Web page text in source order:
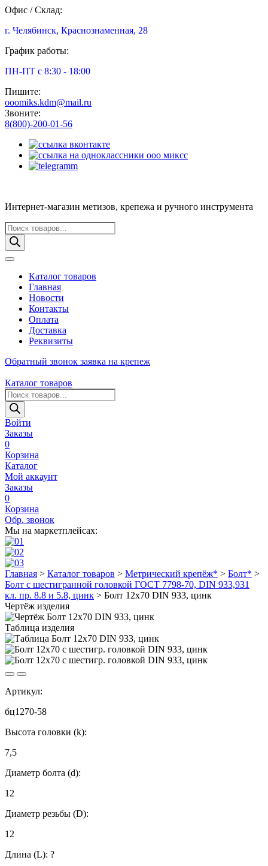
Офис / Склад:
г. Челябинск, Краснознаменная, 28
График работы:
ПН-ПТ с 8:30 - 18:00
Пишите:
ooomiks.kdm@mail.ru
Звоните:
8(800)-200-01-56
Интернет-магазин метизов, крепежа и ручного инструмента
Поиск
товаров
Каталог товаров
Главная
Новости
Контакты
Оплата
Доставка
Реквизиты
Обратный звонок заявка на крепеж
Каталог товаров
Поиск
товаров
Войти
Заказы
0
Корзина
Каталог
Мой аккаунт
Заказы
0
Корзина
Обр. звонок
Мы на маркетплейсах:
Главная > Каталог товаров > Метрический крепёж* > Болт* >
Болт с шестигранной головкой ГОСТ 7798-70, DIN 933,931
кл. пр. 8.8 и 5.8, цинк > Болт 12х70 DIN 933, цинк
Чертёж изделия
Таблица изделия
Артикул:
бц1270-58
Высота головки (k):
7,5
Диаметр болта (d):
12
Диаметр резьбы (D):
12
Длина (L): ?